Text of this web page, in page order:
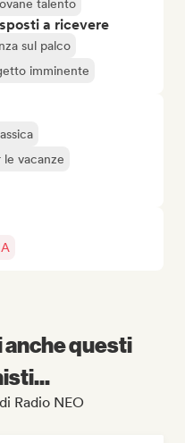
talento
a ricevere
sul palco
imminente
le vacanze
questi
Radio NEO